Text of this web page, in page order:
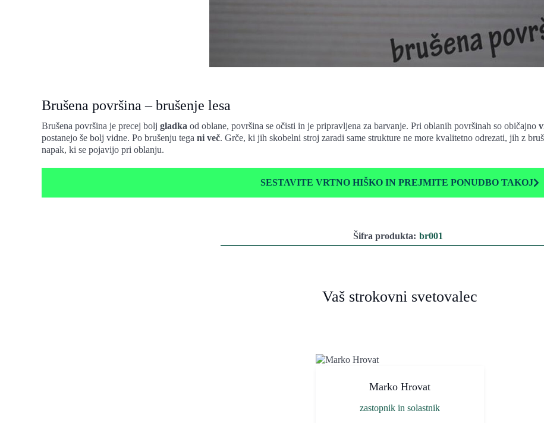
Brušena površina – brušenje lesa
Brušena površina je precej bolj gladka od oblane, površina se očisti in je pripravljena za barvanje. Pri oblanih površinah so običajno
postanejo še bolj vidne. Po brušenju tega ni več. Grče, ki jih skobelni stroj zaradi same strukture ne more kvalitetno odrezati, jih z
napak, ki se pojavijo pri oblanju.
SESTAVITE VRTNO HIŠKO IN PREJMITE PONUDBO TAKOJ
Šifra produkta: br001
Vaš strokovni svetovalec
Marko Hrovat
zastopnik in solastnik